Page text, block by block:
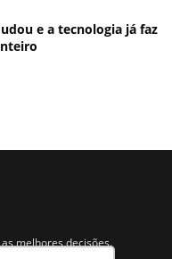
e a tecnologia já faz
melhores decisões.